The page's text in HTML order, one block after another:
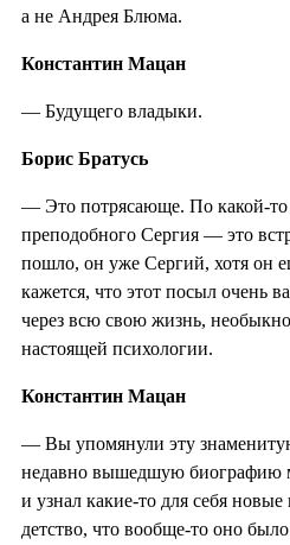
а не Андрея Блюма.
Константин Мацан
— Будущего владыки.
Борис Братусь
— Это потрясающе. По какой-то
преподобного Сергия — это
пошло, он уже Сергий, хотя он
кажется, что этот посыл очень
через всю свою жизнь,
настоящей психологии.
Константин Мацан
— Вы упомянули эту
недавно вышедшую биографию
и узнал какие-то для себя
детство, что вообще-то оно